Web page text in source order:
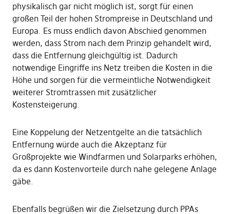
physikalisch gar nicht möglich ist, sorgt für einen
großen Teil der hohen Strompreise in Deutschland und
Europa. Es muss endlich davon Abschied genommen
werden, dass Strom nach dem Prinzip gehandelt wird,
dass die Entfernung gleichgültig ist. Dadurch
notwendige Eingriffe ins Netz treiben die Kosten in die
Höhe und sorgen für die vermeintliche Notwendigkeit
weiterer Stromtrassen mit zusätzlicher
Kostensteigerung.
Eine Koppelung der Netzentgelte an die tatsächlich
Entfernung würde auch die Akzeptanz für
Großprojekte wie Windfarmen und Solarparks erhöhen,
da es dann Kostenvorteile durch nahe gelegene Anlage
gäbe.
Ebenfalls begrüßen wir die Zielsetzung durch PPAs